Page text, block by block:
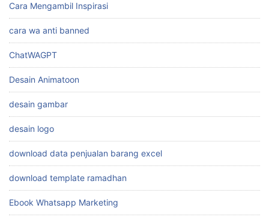
Cara Mengambil Inspirasi
cara wa anti banned
ChatWAGPT
Desain Animatoon
desain gambar
desain logo
download data penjualan barang excel
download template ramadhan
Ebook Whatsapp Marketing